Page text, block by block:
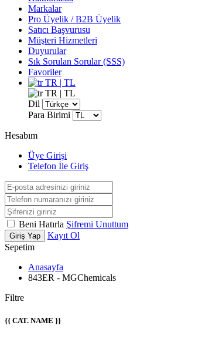
Markalar
Pro Üyelik / B2B Üyelik
Satıcı Başvurusu
Müşteri Hizmetleri
Duyurular
Sık Sorulan Sorular (SSS)
Favoriler
TR | TL
TR | TL
Dil
Para Birimi
Hesabım
Üye Girişi
Telefon İle Giriş
Beni Hatırla Şifremi Unuttum
Giriş Yap
Kayıt Ol
Sepetim
Anasayfa
843ER - MGChemicals
Filtre
{{ CAT. NAME }}